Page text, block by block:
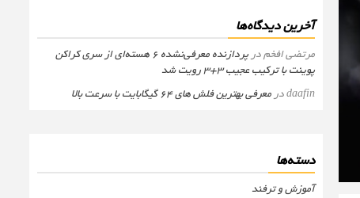
آخرین دیدگاه‌ها
مرتضی افخمدر
پردازنده معرفی‌نشده 6 هسته‌ای از سری کراکن
پوینت با ترکیب عجیب 3+3 رویت شد
daafinدر معرفی بهترین فلش های 64 گیگابایت با سرعت بالا
دسته‌ها
آموزش و ترفند